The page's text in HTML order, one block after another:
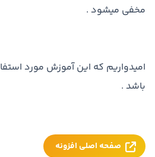
مخفی میشود .
امیدواریم که این آموزش مورد
باشد .
صفحه اصلی افزونه